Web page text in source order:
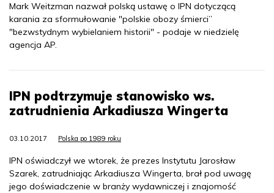
Mark Weitzman nazwał polską ustawę o IPN dotyczącą
karania za sformułowanie "polskie obozy śmierci”
"bezwstydnym wybielaniem historii" - podaje w niedzielę
agencja AP.
IPN podtrzymuje stanowisko ws.
zatrudnienia Arkadiusza Wingerta
03.10.2017 Polska po 1989 roku
IPN oświadczył we wtorek, że prezes Instytutu Jarosław
Szarek, zatrudniając Arkadiusza Wingerta, brał pod uwagę
jego doświadczenie w branży wydawniczej i znajomość